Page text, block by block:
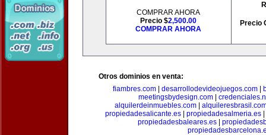
COMPRAR AHORA
Precio $2,500.00
COMPRAR AHORA
Precio
Otros dominios en venta:
fiambres.com| desarrollodevideojuegos.com|
meetingsbydesign.com|
alquilerdeinmuebles.com|
propiedadesalicante.es| propiedadesalmeria.es|
propiedadesbaleares.es